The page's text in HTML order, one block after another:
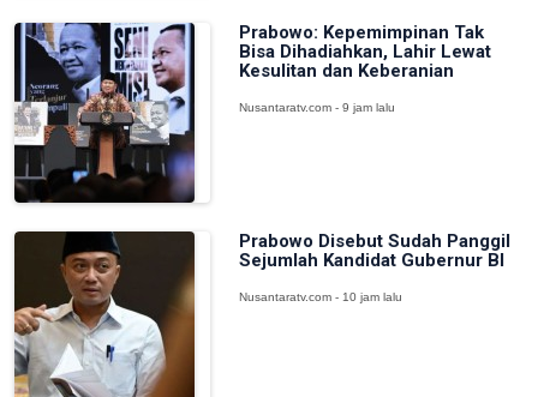
Prabowo: Kepemimpinan Tak
Bisa Dihadiahkan, Lahir Lewat
Kesulitan dan Keberanian
Nusantaratv.com - 9 jam lalu
Prabowo Disebut Sudah Panggil
Sejumlah Kandidat Gubernur BI
Nusantaratv.com - 10 jam lalu